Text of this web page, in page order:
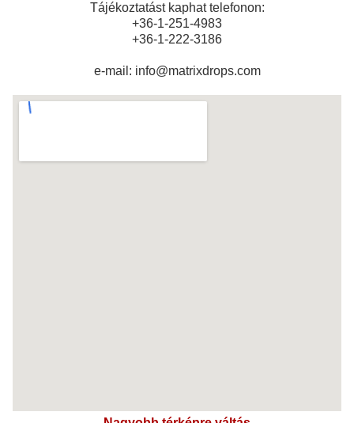
Tájékoztatást kaphat telefonon:
+36-1-251-4983
+36-1-222-3186
e-mail: info@matrixdrops.com